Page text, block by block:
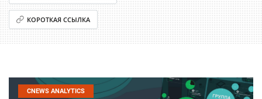
КОРОТКАЯ ССЫЛКА
CNEWS ANALYTICS